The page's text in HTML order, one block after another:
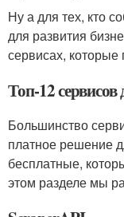
Ну а для тех, кто
для развития
сервисах, которые
Топ-12
Большинство
платное решение
бесплатные,
этом разделе мы